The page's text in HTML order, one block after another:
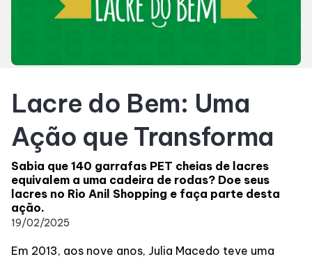
Acessar todos os horários
Eventos
Fique por Dentro
Lojas e Restaurantes
Lacre do Bem: Uma
Ação que Transforma
Sabia que 140 garrafas PET cheias de lacres
equivalem a uma cadeira de rodas? Doe seus
lacres no Rio Anil Shopping e faça parte desta
ação.
19/02/2025
Em 2013, aos nove anos, Julia Macedo teve uma